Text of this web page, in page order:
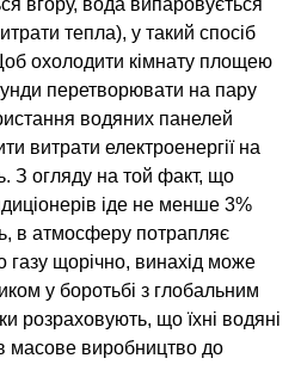
вгору, вода випаровується
тепла), у такий спосіб
охолодити кімнату площею
перетворювати на пару
водяних панелей
витрати електроенергії на
З огляду на той факт, що
іде не менше 3%
в атмосферу потрапляє
газу щорічно, винахід може
у боротьбі з глобальним
розраховують, що їхні водяні
масове виробництво до